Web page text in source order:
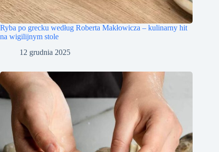
Ryba po grecku według Roberta Makłowicza – kulinarny hit
na wigilijnym stole
12 grudnia 2025